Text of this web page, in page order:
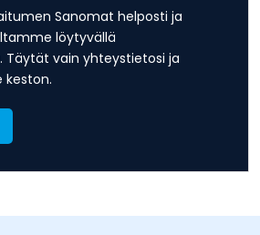
Sanomat helposti ja
löytyvällä
Täytät vain yhteystietosi ja
keston.